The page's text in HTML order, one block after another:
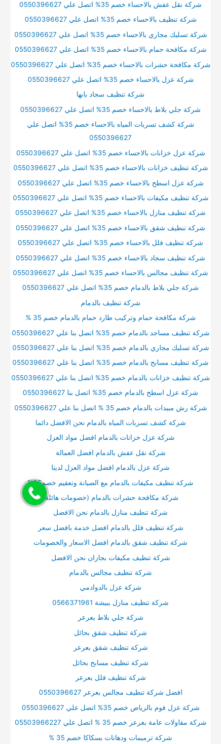
شركة نقل عفش بالاحساء خصم 35% اتصل علي 0550396627
شركة تنظيف بالاحساء خصم 35% اتصل علي 0550396627
شركة تسليك مجاري بالاحساء خصم 35% اتصل علي 0550396627
شركة مكافحة حمام بالاحساء خصم 35% اتصل علي 0550396627
شركة مكافحة حشرات بالاحساء خصم 35% اتصل علي 0550396627
شركة عزل بالاحساء خصم 35% اتصل علي 0550396627
شركة تنظيف سجاد بابها
شركة جلي بلاط بالاحساء خصم 35% اتصل علي 0550396627
شركة كشف تسربات المياه بالاحساء خصم 35% اتصل علي
0550396627
شركة عزل خزانات بالاحساء خصم 35% اتصل علي 0550396627
شركة تنظيف خزانات بالاحساء خصم 35% اتصل علي 0550396627
شركة عزل اسطح بالاحساء خصم 35% اتصل علي 0550396627
شركة تنظيف مكيفات بالاحساء خصم 35% اتصل علي 0550396627
شركة تنظيف منازل بالاحساء خصم 35% اتصل علي 0550396627
شركة تنظيف شقق بالاحساء خصم 35% اتصل علي 0550396627
شركة تنظيف فلل بالاحساء خصم 35% اتصل علي 0550396627
شركة تنظيف سجاد بالاحساء خصم 35% اتصل علي 0550396627
شركة تنظيف مجالس بالاحساء خصم 35% اتصل علي 0550396627
شركة جلي بلاط بالدمام خصم 35% اتصل علي 0550396627
شركة تنظيف بالدمام
شركة مكافحة حمام وتركيب طارد حمام بالدمام خصم 35 %
شركة تنظيف مساجد بالدمام خصم 35% اتصل بنا علي 0550396627
شركة تسليك مجاري بالدمام خصم 35% اتصل بنا علي 0550396627
شركة تنظيف مسابح بالدمام خصم 35% اتصل بنا علي 0550396627
شركة تنظيف خزانات بالدمام خصم 35% اتصل بنا علي 0550396627
شركة عزل اسطح بالدمام خصم 35% اتصل بنا 0550396627
شركة رش مبيدات بالدمام خصم 35 % اتصل بنا علي 0550396627
شركة كشف تسربات المياه بالدمام نحن الافضل دائما
شركة عزل خزانات بالدمام افضل مواد العزل
شركة نقل عفش بالدمام افضل العمالة
شركة عزل بالدمام افضل مواد العزل لدينا
شركة تنظيف مكيفات بالدمام مع الصيانة وتعقيم خصم35%
شركة مكافحة حشرات بالدمام (خصومات هائلة)
شركة تنظيف منازل بالدمام نحن الافضل
شركة تنظيف فلل بالدمام افضل خدمة بافضل سعر
شركة تنظيف شقق بالدمام افضل الاسعار والخصومات
شركة تنظيف مكيفات بجازان نحن الافضل
شركة تنظيف مجالس بالدمام
شركة عزل بالدوادمي
شركة تنظيف منازل ببيشة 0566371961
شركة جلي بلاط بعرعر
شركة تنظيف شقق بحائل
شركة تنظيف شقق بعرعر
شركة تنظيف مسابح بحائل
شركة تنظيف فلل بعرعر
افضل شركة تنظيف مجالس بعرعر 0550396627
شركة عزل فوم بالرياض خصم 35% اتصل علي 0550396627
شركة مقاولات عامة بعرعر خصم 35 % اتصل علي 05503966227
شركة ترميمات ودهانات بسكاكا خصم 35 %